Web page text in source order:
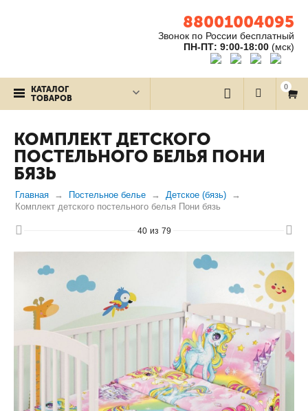
88001004095
Звонок по России бесплатный
ПН-ПТ: 9:00-18:00 (мск)
КАТАЛОГ
ТОВАРОВ
0
КОМПЛЕКТ ДЕТСКОГО
ПОСТЕЛЬНОГО БЕЛЬЯ ПОНИ
БЯЗЬ
Главная Постельное белье
Детское (бязь)
Комплект детского постельного белья Пони бязь
40 из 79